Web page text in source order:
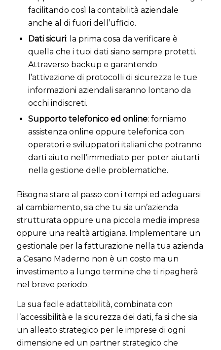
facilitando così la contabilità aziendale
anche al di fuori dell’ufficio.
Dati sicuri: la prima cosa da verificare è
quella che i tuoi dati siano sempre protetti.
Attraverso backup e garantendo
l’attivazione di protocolli di sicurezza le tue
informazioni aziendali saranno lontano da
occhi indiscreti.
Supporto telefonico ed online: forniamo
assistenza online oppure telefonica con
operatori e sviluppatori italiani che potranno
darti aiuto nell’immediato per poter aiutarti
nella gestione delle problematiche.
Bisogna stare al passo con i tempi ed adeguarsi
al cambiamento, sia che tu sia un’azienda
strutturata oppure una piccola media impresa
oppure una realtà artigiana. Implementare un
gestionale per la fatturazione nella tua azienda
a Cesano Maderno non è un costo ma un
investimento a lungo termine che ti ripagherà
nel breve periodo.
La sua facile adattabilità, combinata con
l’accessibilità e la sicurezza dei dati, fa si che sia
un alleato strategico per le imprese di ogni
dimensione ed un partner strategico che